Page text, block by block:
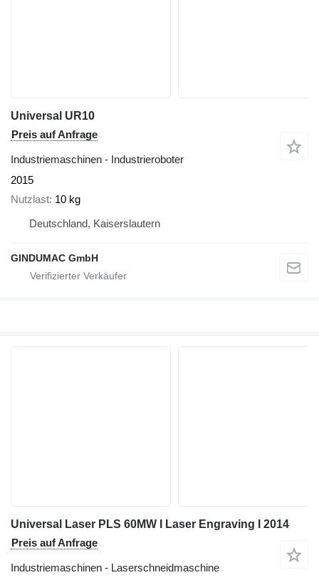
Universal UR10
Preis auf Anfrage
Industriemaschinen - Industrieroboter
2015
Nutzlast 10 kg
Deutschland, Kaiserslautern
GINDUMAC GmbH
Universal Laser PLS 60MW I Laser Engraving I 2014
Preis auf Anfrage
Industriemaschinen - Laserschneidmaschine